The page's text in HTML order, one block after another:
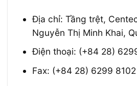
Địa chỉ: Tầng trệt,
Nguyễn Thị Minh Khai,
Điện thoại: (+84 28)
Fax: (+84 28) 6299 8102